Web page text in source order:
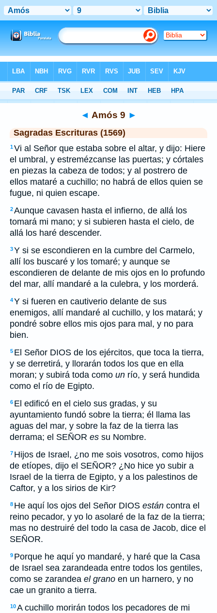
>SEV> Amós 9
◄ Amós 9 ►
Sagradas Escrituras (1569)
1Vi al Señor que estaba sobre el altar, y dijo: Hiere
el umbral, y estremézcanse las puertas; y córtales
en piezas la cabeza de todos; y al postrero de
ellos mataré a cuchillo; no habrá de ellos quien se
fugue, ni quien escape.
2Aunque cavasen hasta el infierno, de allá los
tomará mi mano; y si subieren hasta el cielo, de
allá los haré descender.
3Y si se escondieren en la cumbre del Carmelo,
allí los buscaré y los tomaré; y aunque se
escondieren de delante de mis ojos en lo profundo
del mar, allí mandaré a la culebra, y los morderá.
4Y si fueren en cautiverio delante de sus
enemigos, allí mandaré al cuchillo, y los matará; y
pondré sobre ellos mis ojos para mal, y no para
bien.
5 El Señor DIOS de los ejércitos, que toca la tierra,
y se derretirá, y llorarán todos los que en ella
moran; y subirá toda como un río, y será hundida
como el río de Egipto.
6 El edificó en el cielo sus gradas, y su
ayuntamiento fundó sobre la tierra; él llama las
aguas del mar, y sobre la faz de la tierra las
derrama; el SEÑOR es su Nombre.
7 Hijos de Israel, ¿no me sois vosotros, como hijos
de etíopes, dijo el SEÑOR? ¿No hice yo subir a
Israel de la tierra de Egipto, y a los palestinos de
Caftor, y a los sirios de Kir?
8 He aquí los ojos del Señor DIOS están contra el
reino pecador, y yo lo asolaré de la faz de la tierra;
mas no destruiré del todo la casa de Jacob, dice el
SEÑOR.
9 Porque he aquí yo mandaré, y haré que la Casa
de Israel sea zarandeada entre todos los gentiles,
como se zarandea el grano en un harnero, y no
cae un granito a tierra.
10A cuchillo morirán todos los pecadores de mi